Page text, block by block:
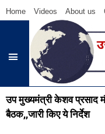
Home Videos About us
उप मुख्यमंत्री केशव प्रसाद
बैठक,,जारी किए ये निर्देश